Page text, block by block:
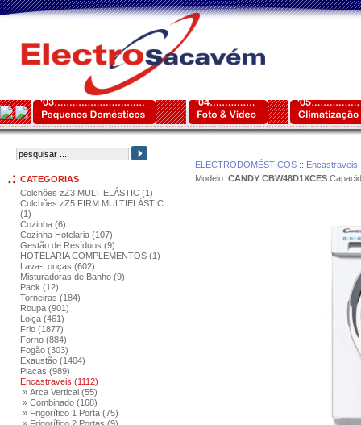
CATEGORIAS
Colchões zZ3 MULTIELÁSTIC (1)
Colchões zZ5 FIRM MULTIELÁSTIC
(1)
Cozinha (6)
Cozinha Hotelaria (107)
Gestão de Resíduos (9)
HOTELARIA COMPLEMENTOS (1)
Lava-Louças (602)
Misturadoras de Banho (9)
Pack (12)
Torneiras (184)
Roupa (901)
Loiça (461)
Frio (1877)
Forno (884)
Fogão (303)
Exaustão (1404)
Placas (989)
Encastraveis (1112)
» Arca Vertical (55)
» Combinado (168)
» Frigorífico 1 Porta (75)
ELECTRODOMÉSTICOS:: Encastraveis
Modelo: CANDY CBW48D1XCES